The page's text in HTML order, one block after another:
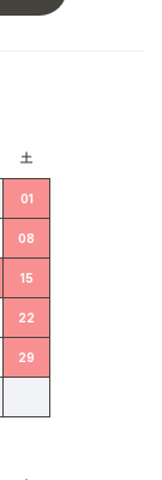
土
01
08
15
22
29